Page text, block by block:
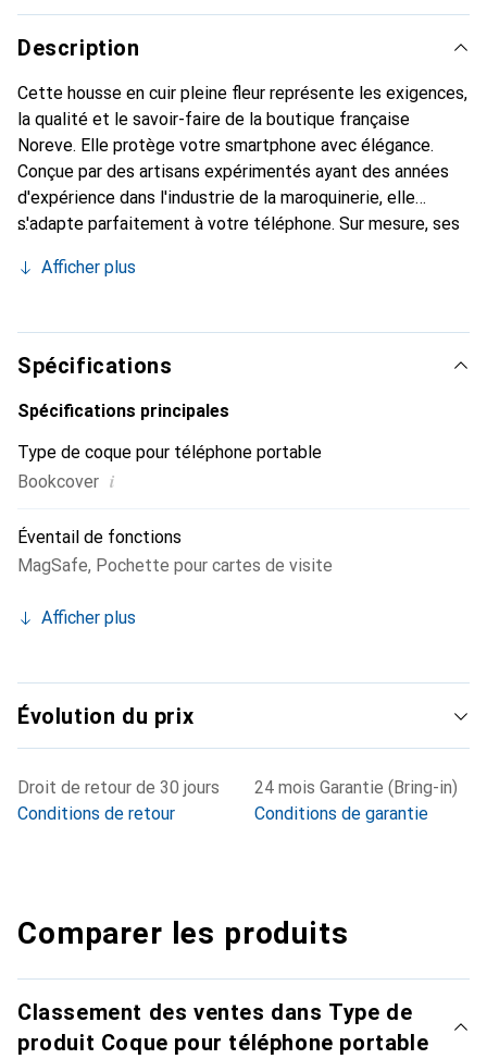
Description
Cette housse en cuir pleine fleur représente les exigences,
la qualité et le savoir-faire de la boutique française
Noreve. Elle protège votre smartphone avec élégance.
Conçue par des artisans expérimentés ayant des années
d'expérience dans l'industrie de la maroquinerie, elle
s'adapte parfaitement à votre téléphone. Sur mesure, ses
Elle devient un accessoire chic et indispensable pour votre
produits de haute qualité, la marque Noreve est un choix
fiable pour une clientèle exigeante.
Afficher plus
Spécifications
Spécifications principales
Type de coque pour téléphone portable
Bookcover i
Éventail de fonctions
MagSafe, Pochette pour cartes de visite
Afficher plus
Évolution du prix
Droit de retour de 30 jours
Conditions de retour
24 mois Garantie (Bring-in)
Conditions de garantie
Comparer les produits
Classement des ventes dans Type de
produit Coque pour téléphone portable